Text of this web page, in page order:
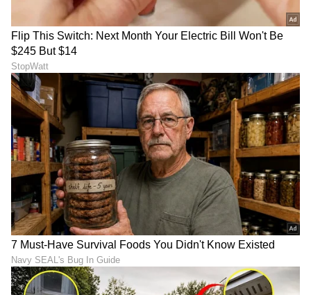
ABOUT THE AUTHOR
SD Suchethana D
Suchetana ಮಲೆನಾಡಿನ ಹೆಬ್ಬಾಗಿಲು ಶಿರಸಿಯವಳು. ಓದಿದ್ದು LLB,
ಒಲಿದದ್ದು ಪತ್ರಿಕೋದ್ಯಮ, ಪ್ರಜಾವಾಣಿಯಲ್ಲಿ 15 ವರ್ಷಗಳ
ಅನುಭವ. ಇದರಲ್ಲಿ 10 ವರ್ಷ ನ್ಯಾಯಾಂಗ ವರದಿಗಾರಿಕೆ. ಕಾನೂನು
ಮತ್ತು ಮಹಿಳಾ ಸಂವೇದನೆಗೆ ಸಂಬಂಧಿಸಿದ ಲೇಖನಗಳಿಗೆ ಕರ್ನಾಟಕ
ಮಾಧ್ಯಮ ಅಕಾಡೆಮಿ, ಮುಂಬೈನ ಲಾಡ್ಲಿ ಮೀಡಿಯಾ ಅವಾರ್ಡ್​,
ರೋಟರಿ ಎಕ್ಸಲೆನ್ಸ್​ ಅವಾರ್ಡ್​ ಸೇರಿದಂತೆ ಕೆಲವು ಪ್ರಶಸ್ತಿಗಳು
ಲಭಿಸಿವೆ. ಚೀನಾದಲ್ಲಿ ನಡೆದ ಭಾರತ ಮಟ್ಟದ ಯುವ ನಿಯೋಗದಲ್ಲಿ
ಮಾಧ್ಯಮ ಕ್ಷೇತ್ರದಿಂದ ಪ್ರತಿನಿಧಿಯಾಗಿ ಆಯ್ಕೆ. ವಿಜಯವಾಣಿಯಲ್ಲಿ
ಕೆಲಸ ಮಾಡಿ ಈಗ ದೂರದರ್ಶನ ಚಂದನದಲ್ಲಿ ಮತ್ತು ಏಷ್ಯಾನೆಟ್​
ಸುವರ್ಣದಲ್ಲಿ ಫ್ರೀಲ್ಯಾನ್ಸರ್​ ಆಗಿ ಕೆಲಸ ನಿರ್ವಹಣೆ.
ಬಿಗ್ ಬಾಸ್ ಕನ್ನಡ ಮನರಂಜನಾ ಸುದ್ದಿ ಟಿವಿ ಶೋ ಸಂಬಂಧಗಳು
ಕನ್ನಡ ಸಿನಿಮಾ (Kannada Cinema News), ಟಿವಿ
ಕಾರ್ಯಕ್ರಮಗಳು (Kannada TV Shows), ಸೆಲೆಬ್ರಿಟಿ
ಸುದ್ದಿಗಳು ಮತ್ತು ಇತ್ತೀಚಿನ ಸುದ್ದಿಗಳಿಗಾಗಿ ಏಷ್ಯಾನೆಟ್
ಸುವರ್ಣ ನ್ಯೂಸ್‌ನಲ್ಲಿ ಮನರಂಜನಾ ವಿಭಾಗ ನೋಡಿ.